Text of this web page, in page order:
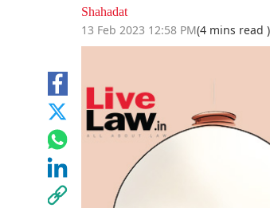
Shahadat
13 Feb 2023 12:58 PM(4 mins read )